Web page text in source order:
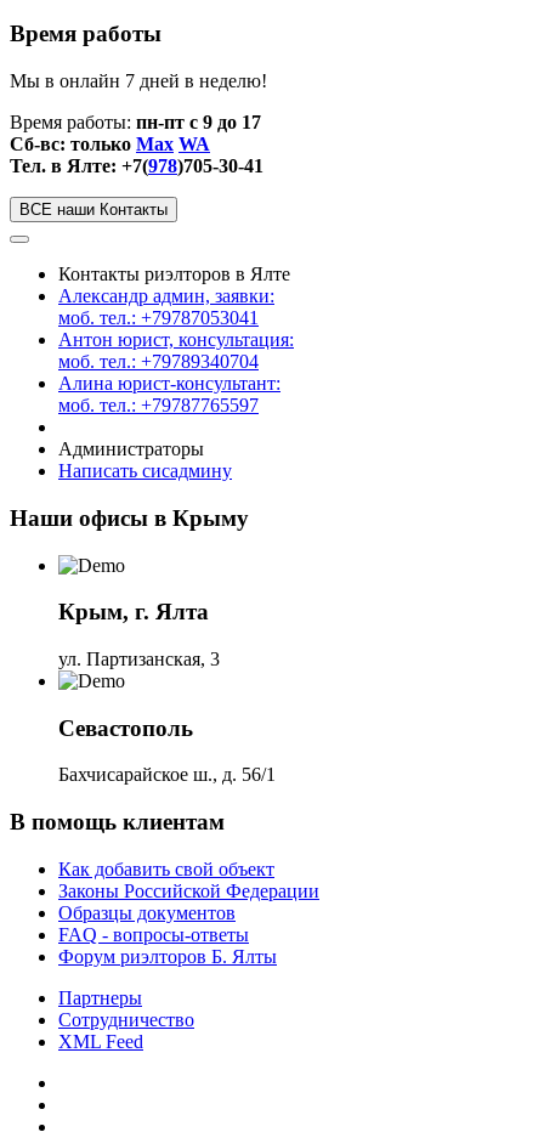
Время работы
Мы в онлайн 7 дней в неделю!
Время работы: пн-пт с 9 до 17
Сб-вс: только Max WA
Тел. в Ялте: +7(978)705-30-41
ВСЕ наши Контакты
Контакты риэлторов в Ялте
Александр админ, заявки:
моб. тел.: +79787053041
Антон юрист, консультация:
моб. тел.: +79789340704
Алина юрист-консультант:
моб. тел.: +79787765597
Администраторы
Написать сисадмину
Наши офисы в Крыму
Крым, г. Ялта
ул. Партизанская, 3
Севастополь
Бахчисарайское ш., д. 56/1
В помощь клиентам
Как добавить свой объект
Законы Российской Федерации
Образцы документов
FAQ - вопросы-ответы
Форум риэлторов Б. Ялты
Партнеры
Сотрудничество
XML Feed